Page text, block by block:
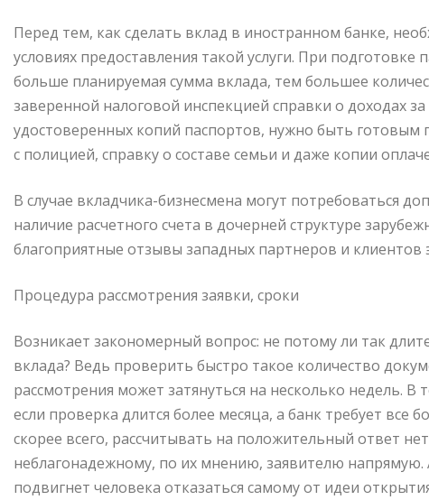
Перед тем, как сделать вклад в иностранном банке,
условиях предоставления такой услуги. При
больше планируемая сумма вклада, тем большее
заверенной налоговой инспекцией справки о доходах
удостоверенных копий паспортов, нужно быть готовым
с полицией, справку о составе семьи и даже копии
В случае вкладчика-бизнесмена могут потребоваться
наличие расчетного счета в дочерней структуре
благоприятные отзывы западных партнеров и клиентов
Процедура рассмотрения заявки, сроки
Возникает закономерный вопрос: не потому ли так
вклада? Ведь проверить быстро такое количество
рассмотрения может затянуться на несколько недель.
если проверка длится более месяца, а банк требует
скорее всего, рассчитывать на положительный ответ
неблагонадежному, по их мнению, заявителю напрямую.
подвигнет человека отказаться самому от идеи